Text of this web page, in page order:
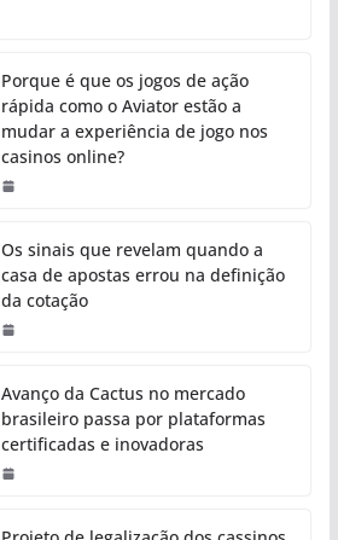
Porque é que os jogos de ação
rápida como o Aviator estão a
mudar a experiência de jogo nos
casinos online?
Os sinais que revelam quando a
casa de apostas errou na definição
da cotação
Avanço da Cactus no mercado
brasileiro passa por plataformas
certificadas e inovadoras